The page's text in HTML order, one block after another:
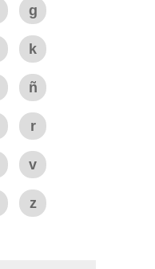
g
k
ñ
r
v
z